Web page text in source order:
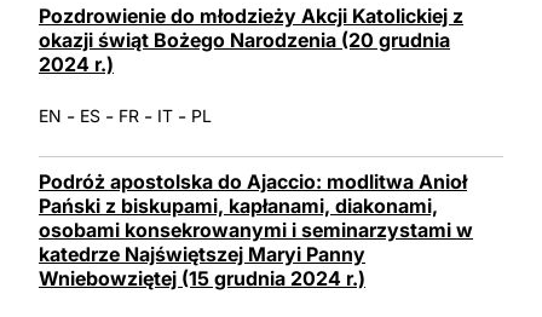
Pozdrowienie do młodzieży Akcji Katolickiej z
okazji świąt Bożego Narodzenia (20 grudnia
2024 r.)
EN - ES - FR - IT - PL
Podróż apostolska do Ajaccio: modlitwa Anioł
Pański z biskupami, kapłanami, diakonami,
osobami konsekrowanymi i seminarzystami w
katedrze Najświętszej Maryi Panny
Wniebowziętej (15 grudnia 2024 r.)